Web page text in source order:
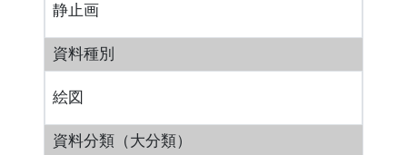
静止画
資料種別
絵図
資料分類（大分類）